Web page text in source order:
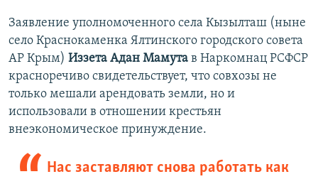
Заявление уполномоченного села Кызылташ (ныне
село Краснокаменка Ялтинского городского совета
АР Крым) Иззета Адан Мамута в Наркомнац РСФСР
красноречиво свидетельствует, что совхозы не
только мешали арендовать земли, но и
использовали в отношении крестьян
внеэкономическое принуждение.
Нас заставляют снова работать как